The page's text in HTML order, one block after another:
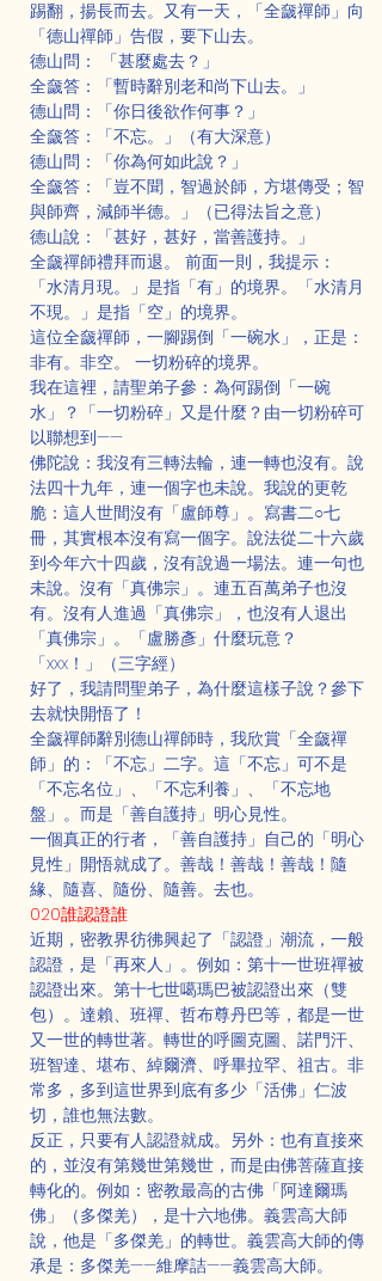
踢翻，揚長而去。又有一天，「全奯禪師」向
「德山禪師」告假，要下山去。
德山問： 「甚麼處去？」
全奯答：「暫時辭別老和尚下山去。」
德山問：「你日後欲作何事？」
全奯答：「不忘。」（有大深意）
德山問：「你為何如此說？」
全奯答：「豈不聞，智過於師，方堪傳受；智
與師齊，減師半德。」（已得法旨之意）
德山說：「甚好，甚好，當善護持。」
全奯禪師禮拜而退。 前面一則，我提示：
「水清月現。」是指「有」的境界。「水清月
不現。」是指「空」的境界。
這位全奯禪師，一腳踢倒「一碗水」，正是：
非有。非空。 一切粉碎的境界。
我在這裡，請聖弟子參：為何踢倒「一碗
水」？「一切粉碎」又是什麼？由一切粉碎可
以聯想到——
佛陀說：我沒有三轉法輪，連一轉也沒有。說
法四十九年，連一個字也未說。我說的更乾
脆：這人世間沒有「盧師尊」。寫書二○七
冊，其實根本沒有寫一個字。說法從二十六歲
到今年六十四歲，沒有說過一場法。連一句也
未說。沒有「真佛宗」。連五百萬弟子也沒
有。沒有人進過「真佛宗」，也沒有人退出
「真佛宗」。「盧勝彥」什麼玩意？
「xxx！」（三字經）
好了，我請問聖弟子，為什麼這樣子說？參下
去就快開悟了！
全奯禪師辭別德山禪師時，我欣賞「全奯禪
師」的：「不忘」二字。這「不忘」可不是
「不忘名位」、「不忘利養」、「不忘地
盤」。而是「善自護持」明心見性。
一個真正的行者，「善自護持」自己的「明心
見性」開悟就成了。善哉！善哉！善哉！隨
緣、隨喜、隨份、隨善。去也。
020誰認證誰
近期，密教界彷彿興起了「認證」潮流，一般
認證，是「再來人」。例如：第十一世班禪被
認證出來。第十七世噶瑪巴被認證出來（雙
包）。達賴、班禪、哲布尊丹巴等，都是一世
又一世的轉世著。轉世的呼圖克圖、諾門汗、
班智達、堪布、綽爾濟、呼畢拉罕、祖古。非
常多，多到這世界到底有多少「活佛」仁波
切，誰也無法數。
反正，只要有人認證就成。另外：也有直接來
的，並沒有第幾世第幾世，而是由佛菩薩直接
轉化的。例如：密教最高的古佛「阿達爾瑪
佛」（多傑羌），是十六地佛。義雲高大師
說，他是「多傑羌」的轉世。義雲高大師的傳
承是：多傑羌——維摩詰——義雲高大師。